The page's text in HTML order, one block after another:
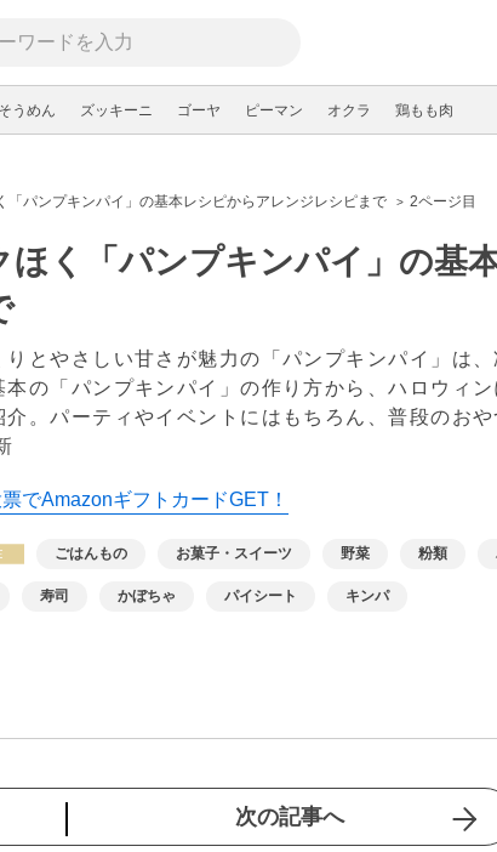
そうめん ズッキーニ ゴーヤ ピーマン オクラ 鶏もも肉
「パンプキンパイ」の基本レシピからアレンジレシピまで 2ページ目
ほく「パンプキンパイ」の基
りとやさしい甘さが魅力の「パンプキンパイ」は
本の「パンプキンパイ」の作り方から、ハロウィ
介。パーティやイベントにはもちろん、普段のお
でAmazonギフトカードGET！
ごはんもの お菓子・スイーツ 野菜 粉類
寿司 かぼちゃ パイシート キンパ
次の記事へ